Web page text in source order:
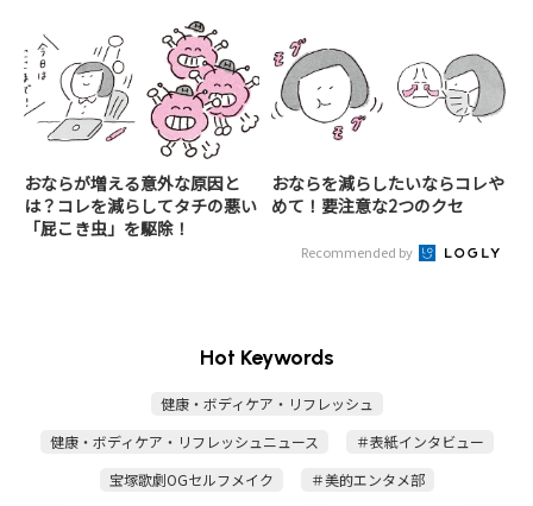
おならが増える意外な原因と
は？コレを減らしてタチの悪い
「屁こき虫」を駆除！
おならを減らしたいならコレや
めて！要注意な2つのクセ
Recommended by
Hot Keywords
健康・ボディケア・リフレッシュ
健康・ボディケア・リフレッシュニュース
＃表紙インタビュー
宝塚歌劇OGセルフメイク
＃美的エンタメ部